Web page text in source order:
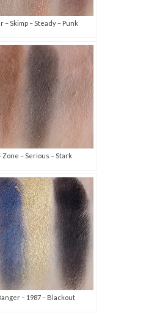
Skimp – Steady – Punk
Zone – Serious – Stark
– 1987 – Blackout